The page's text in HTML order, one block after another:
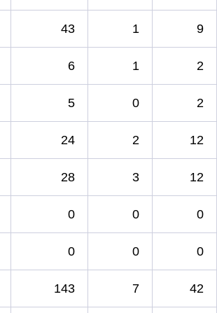
43 1 9
6 1 2
5 0 2
24 2 12
28 3 12
0 0 0
0 0 0
143 7 42